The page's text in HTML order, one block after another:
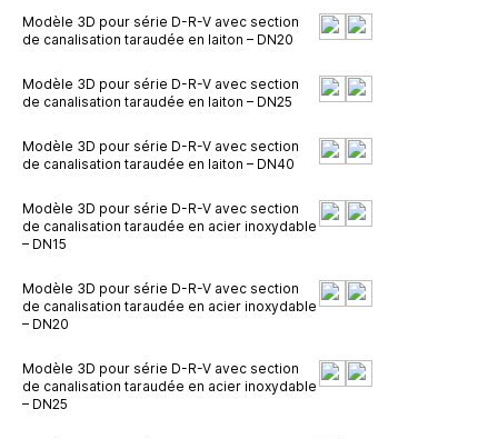
Modèle 3D pour série D-R-V avec section
de canalisation taraudée en laiton – DN20
Modèle 3D pour série D-R-V avec section
de canalisation taraudée en laiton – DN25
Modèle 3D pour série D-R-V avec section
de canalisation taraudée en laiton – DN40
Modèle 3D pour série D-R-V avec section
de canalisation taraudée en acier inoxydable
– DN15
Modèle 3D pour série D-R-V avec section
de canalisation taraudée en acier inoxydable
– DN20
Modèle 3D pour série D-R-V avec section
de canalisation taraudée en acier inoxydable
– DN25